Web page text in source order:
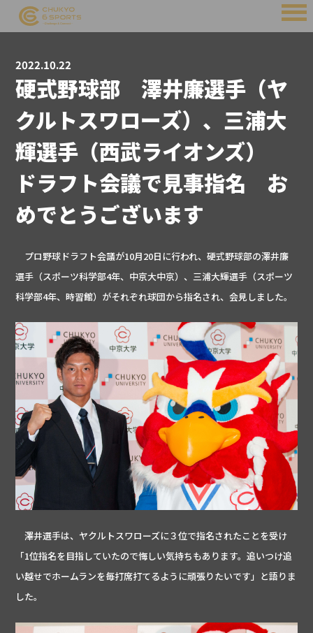
2022.10.22
硬式野球部 澤井廉選手（ヤ
クルトスワローズ）、三浦大
輝選手（西武ライオンズ）
ドラフト会議で見事指名 お
めでとうございます
プロ野球ドラフト会議が10月20日に行われ、硬式野球部の澤井廉
選手（スポーツ科学部4年、中京大中京）、三浦大輝選手（スポーツ
科学部4年、時習館）がそれぞれ球団から指名され、会見しました。
澤井選手は、ヤクルトスワローズに３位で指名されたことを受け
「1位指名を目指していたので悔しい気持ちもあります。追いつけ追
い越せでホームランを毎打席打てるように頑張りたいです」と語りま
した。